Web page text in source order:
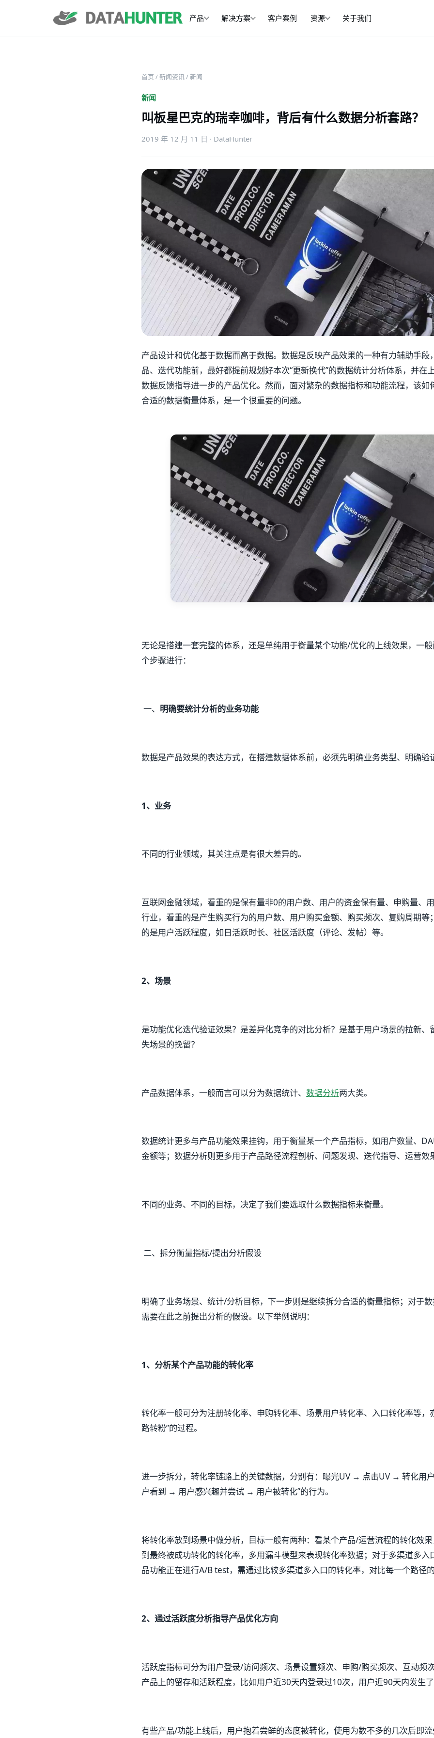
产品 解决方案 客户案例 资源 关于我们
首页 /新闻资讯/ 新闻
新闻
叫板星巴克的瑞幸咖啡，背后有什么数据分析套路？
2019 年 12 月 11 日 · DataHunter
产品设计和优化基于数据而高于数据。数据是反映产品效果的一种有力辅助手段
品、迭代功能前，最好都提前规划好本次“更新换代”的数据统计分析体系，并在
数据反馈指导进一步的产品优化。然而，面对繁杂的数据指标和功能流程，该如
合适的数据衡量体系，是一个很重要的问题。
无论是搭建一套完整的体系，还是单纯用于衡量某个功能/优化的上线效果，一
个步骤进行：
一、 明确要统计分析的业务功能
数据是产品效果的表达方式，在搭建数据体系前，必须先明确业务类型、明确验
1、业务
不同的行业领域，其关注点是有很大差异的。
互联网金融领域，看重的是保有量非0的用户数、用户的资金保有量、申购量、
行业，看重的是产生购买行为的用户数、用户购买金额、购买频次、复购周期等
的是用户活跃程度，如日活跃时长、社区活跃度（评论、发帖）等。
2、场景
是功能优化迭代验证效果？是差异化竞争的对比分析？是基于用户场景的拉新、
失场景的挽留？
产品数据体系，一般而言可以分为数据统计、 数据分析两大类。
数据统计更多与产品功能效果挂钩，用于衡量某一个产品指标，如用户数量、
金额等；数据分析则更多用于产品路径流程剖析、问题发现、迭代指导、运营效
不同的业务、不同的目标，决定了我们要选取什么数据指标来衡量。
二、拆分衡量指标/提出分析假设
明确了业务场景、统计/分析目标，下一步则是继续拆分合适的衡量指标；对于
需要在此之前提出分析的假设。以下举例说明：
1、分析某个产品功能的转化率
转化率一般可分为注册转化率、申购转化率、场景用户转化率、入口转化率等，
路转粉”的过程。
进一步拆分，转化率链路上的关键数据，分别有：曝光UV → 点击UV → 转化用
户看到 → 用户感兴趣并尝试 → 用户被转化”的行为。
将转化率放到场景中做分析，目标一般有两种：看某个产品/运营流程的转化效
到最终被成功转化的转化率，多用漏斗模型来表现转化率数据；对于多渠道多入
品功能正在进行A/B test，需通过比较多渠道多入口的转化率，对比每一个路径
2、通过活跃度分析指导产品优化方向
活跃度指标可分为用户登录/访问频次、场景设置频次、申购/购买频次、互动频
产品上的留存和活跃程度，比如用户近30天内登录过10次，用户近90天内发生
有些产品/功能上线后，用户抱着尝鲜的态度被转化，使用为数不多的几次后即